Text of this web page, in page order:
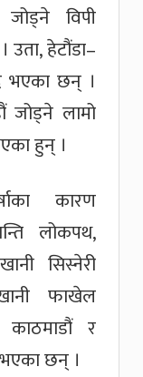
जोड्ने विपी
हेटौंडा–
भएका छन् ।
जोड्ने लामो
हुन् ।
कारण
लोकपथ,
सिस्नेरी
फाखेल
काठमाडौं र
छन् ।